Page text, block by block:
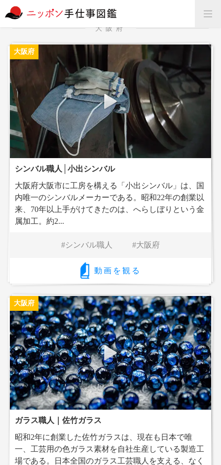
大阪府
大阪府
シンバル職人│小出シンバル
大阪府大阪市に工房を構える「小出シンバル」は、国
内唯一のシンバルメーカーである。昭和22年の創業以
来、70年以上手がけてきたのは、へらしぼりという金
属加工。約2...
シンバル職人 大阪府
動画を観る
大阪府
ガラス職人｜佐竹ガラス
昭和2年に創業した佐竹ガラスは、現在も日本で唯
一、工芸用の色ガラス素材を自社生産している製造工
場である。日本全国のガラス工芸職人を支える、なく